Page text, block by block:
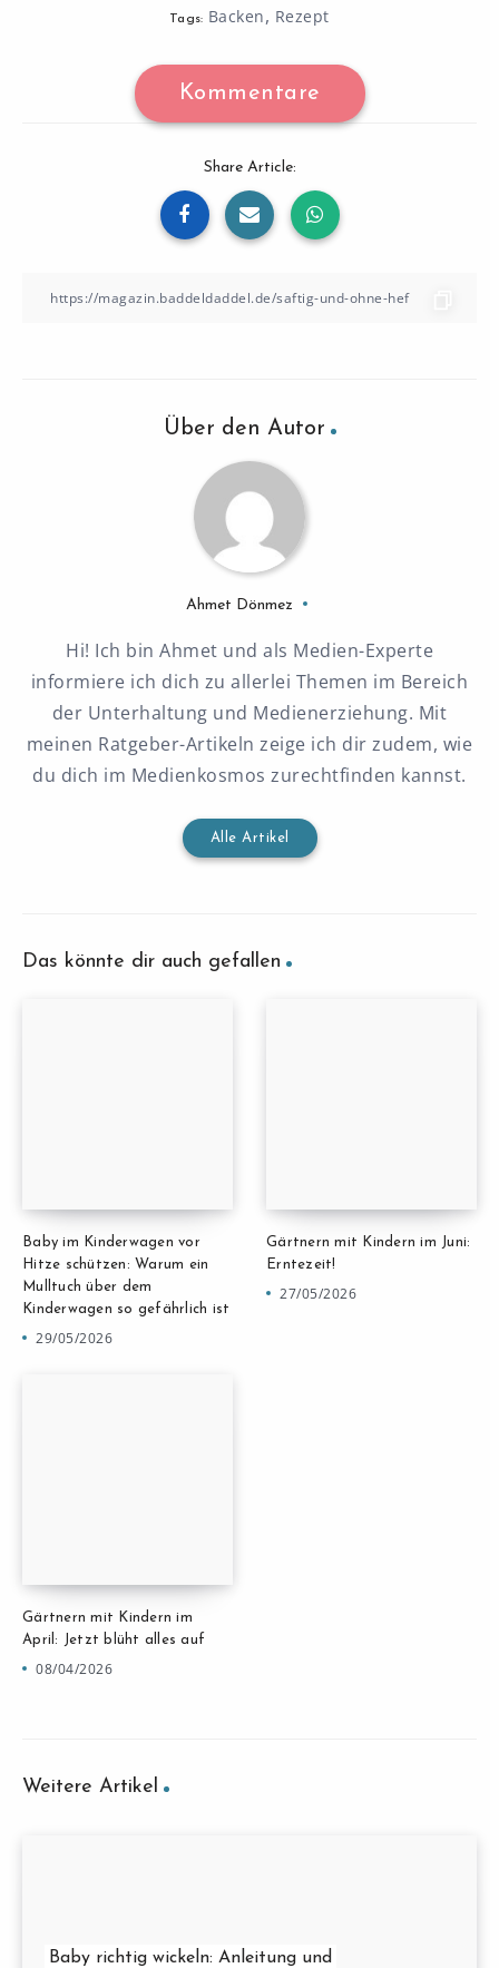
Tags: Backen, Rezept
Kommentare
Share Article:
Über den Autor
Ahmet Dönmez
Hi! Ich bin Ahmet und als Medien-Experte
informiere ich dich zu allerlei Themen im Bereich
der Unterhaltung und Medienerziehung. Mit
meinen Ratgeber-Artikeln zeige ich dir zudem, wie
du dich im Medienkosmos zurechtfinden kannst.
Alle Artikel
Das könnte dir auch gefallen
Baby im Kinderwagen vor
Hitze schützen: Warum ein
Mulltuch über dem
Kinderwagen so gefährlich ist
29/05/2026
Gärtnern mit Kindern im Juni:
Erntezeit!
27/05/2026
Gärtnern mit Kindern im
April: Jetzt blüht alles auf
08/04/2026
Weitere Artikel
Baby richtig wickeln: Anleitung und